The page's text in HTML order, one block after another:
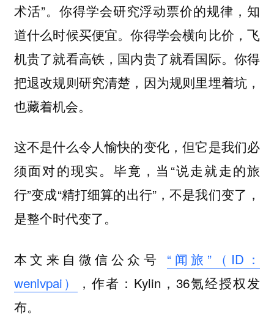
术活”。你得学会研究浮动票价的规律，知
道什么时候买便宜。你得学会横向比价，飞
机贵了就看高铁，国内贵了就看国际。你得
把退改规则研究清楚，因为规则里埋着坑，
也藏着机会。
这不是什么令人愉快的变化，但它是我们必
须面对的现实。毕竟，当“说走就走的旅
行”变成“精打细算的出行”，不是我们变了，
是整个时代变了。
本文来自微信公众号 “闻旅”（ID：
wenlvpai）
，作者：Kylin，36氪经授权发
布。